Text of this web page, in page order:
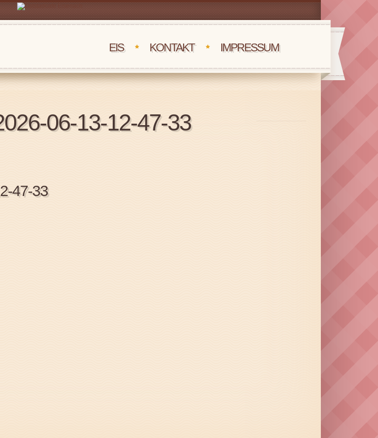
‏‏‎ ‎‏‏‎ ‎‏‏‎ ‎EIS KONTAKT IMPRESSUM
06-13-12-47-33
47-33